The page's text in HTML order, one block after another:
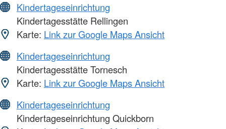
Kindertageseinrichtung
Kindertagesstätte Rellingen
Karte: Link zur Google Maps Ansicht
Kindertageseinrichtung
Kindertagesstätte Tornesch
Karte: Link zur Google Maps Ansicht
Kindertageseinrichtung
Kindertageseinrichtung Quickborn